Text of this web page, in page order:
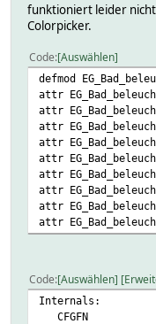
funktioniert leider
Colorpicker.
Code Auswählen
defmod
attr
attr
attr
attr
attr
attr
attr
attr
attr
Code Auswählen
Internals:
CFGFN